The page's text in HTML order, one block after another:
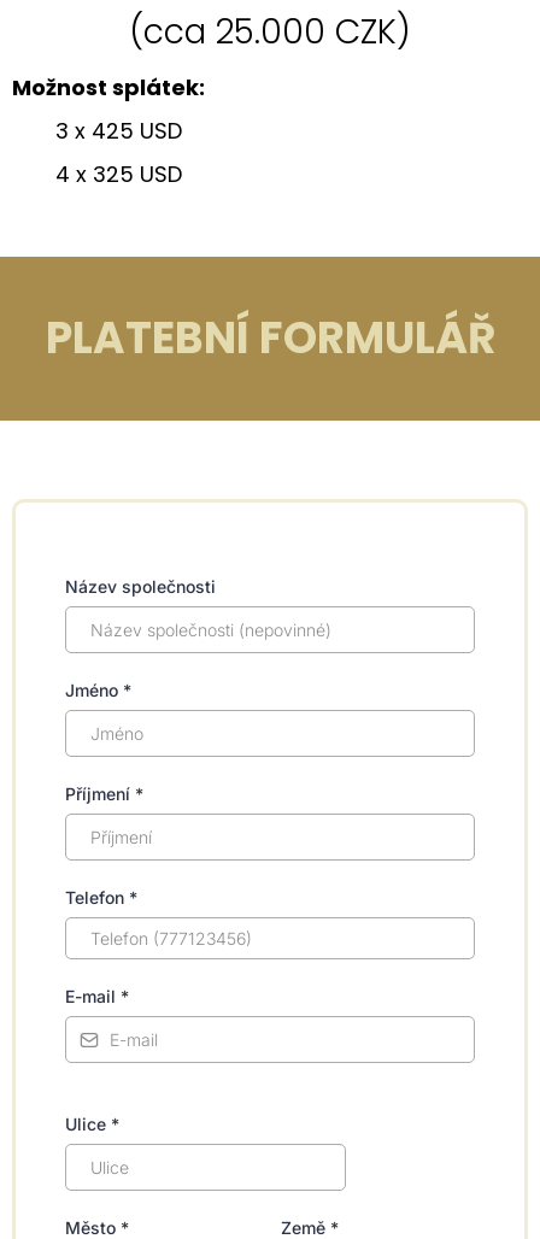
(cca 25.000 CZK)
Možnost splátek:
​3 x 425 USD
4 x 325 USD
PLATEBNÍ FORMULÁŘ
Název společnosti
Jméno *
Příjmení *
Telefon *
E-mail *
Ulice *
Město * Země *